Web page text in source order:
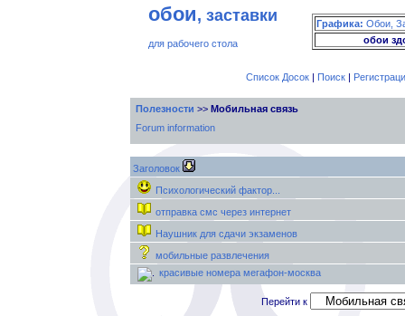
обои, заставки
для рабочего стола
Графика: Обои,
обои
Список Досок| Поиск|
Полезности >> Мобильная связь
Forum information
Заголовок
Психологический фактор...
отправка смс через интернет
Наушник для сдачи экзаменов
мобильные развлечения
красивые номера мегафон-москва
Перейти к